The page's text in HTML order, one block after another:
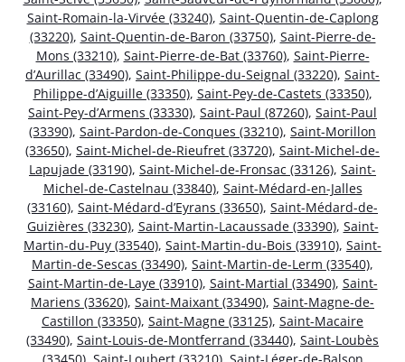
Saint-Romain-la-Virvée (33240), Saint-Quentin-de-Caplong
(33220), Saint-Quentin-de-Baron (33750), Saint-Pierre-de-
Mons (33210), Saint-Pierre-de-Bat (33760), Saint-Pierre-
d’Aurillac (33490), Saint-Philippe-du-Seignal (33220), Saint-
Philippe-d’Aiguille (33350), Saint-Pey-de-Castets (33350),
Saint-Pey-d’Armens (33330), Saint-Paul (87260), Saint-Paul
(33390), Saint-Pardon-de-Conques (33210), Saint-Morillon
(33650), Saint-Michel-de-Rieufret (33720), Saint-Michel-de-
Lapujade (33190), Saint-Michel-de-Fronsac (33126), Saint-
Michel-de-Castelnau (33840), Saint-Médard-en-Jalles
(33160), Saint-Médard-d’Eyrans (33650), Saint-Médard-de-
Guizières (33230), Saint-Martin-Lacaussade (33390), Saint-
Martin-du-Puy (33540), Saint-Martin-du-Bois (33910), Saint-
Martin-de-Sescas (33490), Saint-Martin-de-Lerm (33540),
Saint-Martin-de-Laye (33910), Saint-Martial (33490), Saint-
Mariens (33620), Saint-Maixant (33490), Saint-Magne-de-
Castillon (33350), Saint-Magne (33125), Saint-Macaire
(33490), Saint-Louis-de-Montferrand (33440), Saint-Loubès